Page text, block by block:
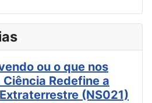
ou o que nos
Redefine a
(NS021)